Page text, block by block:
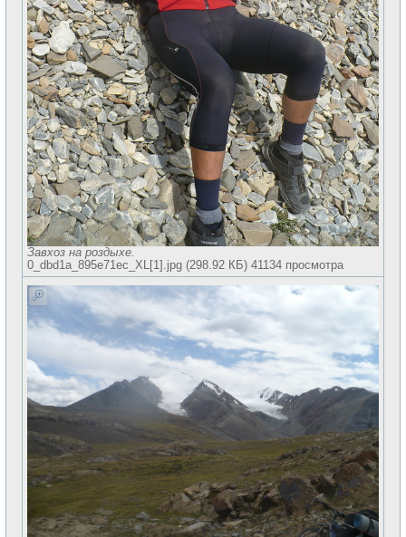
Завхоз на роздыхе.
0_dbd1a_895e71ec_XL[1].jpg (298.92 КБ) 41134 просмотра